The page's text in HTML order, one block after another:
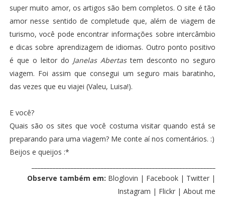
super muito amor, os artigos são bem completos. O site é tão
amor nesse sentido de completude que, além de viagem de
turismo, você pode encontrar informações sobre intercâmbio
e dicas sobre aprendizagem de idiomas. Outro ponto positivo
é que o leitor do Janelas Abertastem desconto no seguro
viagem. Foi assim que consegui um seguro mais baratinho,
das vezes que eu viajei (Valeu, Luisa!).
E você?
Quais são os sites que você costuma visitar quando está se
preparando para uma viagem? Me conte aí nos comentários. :)
Beijos e queijos :*
Observe também em: Bloglovin | Facebook | Twitter |
Instagram | Flickr |About me